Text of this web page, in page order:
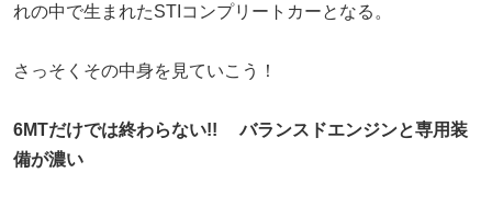
れの中で生まれたSTIコンプリートカーとなる。
さっそくその中身を見ていこう！
6MTだけでは終わらない!! バランスドエンジンと専用装
備が濃い